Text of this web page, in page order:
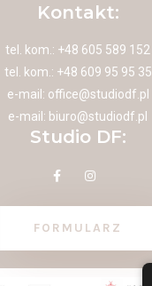
Kontakt:
tel. kom.: +48 605 589 152
tel. kom.: +48 609 95 95 35
e-mail: office@studiodf.pl
e-mail: biuro@studiodf.pl
Studio DF:
FORMULARZ